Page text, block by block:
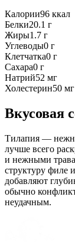
Калории96 ккал
Белки20.1 г
Жиры1.7 г
Углеводы0 г
Клетчатка0 г
Сахара0 г
Натрий52 мг
Холестерин50 мг
Вкусовая
Тилапия —
лучше всего
и нежными
структуру филе
добавляют
обычно
неудачным.